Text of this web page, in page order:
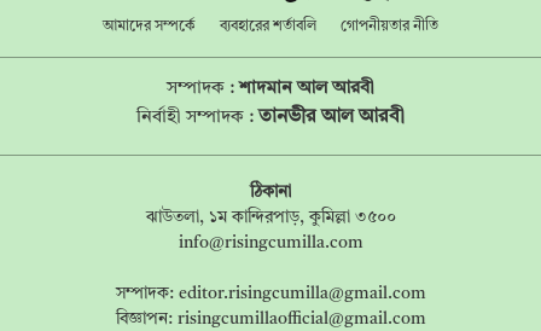
আমাদের সম্পর্কে ব্যবহারের শর্তাবলি গোপনীয়তার নীতি
সম্পাদক :শাদমান আল আরবী
নির্বাহী সম্পাদক : তানভীর আল আরবী
ঠিকানা
ঝাউতলা, ১ম কান্দিরপাড়, কুমিল্লা ৩৫০০
info@risingcumilla.com
সম্পাদক: editor.risingcumilla@gmail.com
বিজ্ঞাপন: risingcumillaofficial@gmail.com